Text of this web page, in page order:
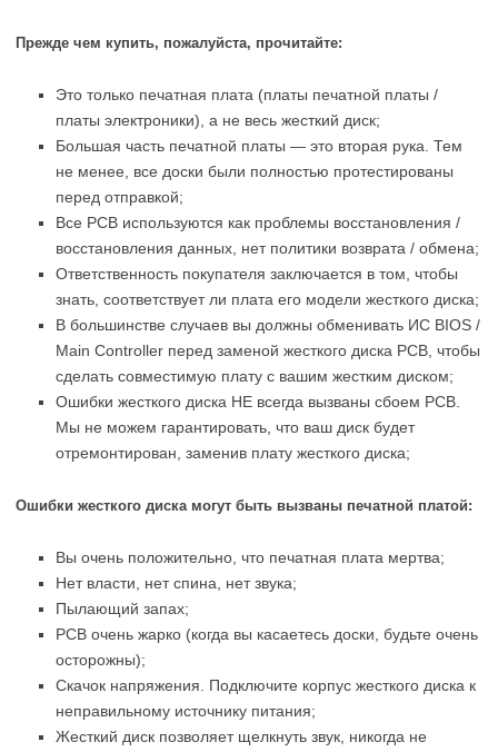
Прежде чем купить, пожалуйста, прочитайте:
Это только печатная плата (платы печатной платы /
платы электроники), а не весь жесткий диск;
Большая часть печатной платы — это вторая рука. Тем
не менее, все доски были полностью протестированы
перед отправкой;
Все PCB используются как проблемы восстановления /
восстановления данных, нет политики возврата / обмена;
Ответственность покупателя заключается в том, чтобы
знать, соответствует ли плата его модели жесткого диска;
В большинстве случаев вы должны обменивать ИС BIOS /
Main Controller перед заменой жесткого диска PCB, чтобы
сделать совместимую плату с вашим жестким диском;
Ошибки жесткого диска НЕ всегда вызваны сбоем PCB.
Мы не можем гарантировать, что ваш диск будет
отремонтирован, заменив плату жесткого диска;
Ошибки жесткого диска могут быть вызваны печатной платой:
Вы очень положительно, что печатная плата мертва;
Нет власти, нет спина, нет звука;
Пылающий запах;
PCB очень жарко (когда вы касаетесь доски, будьте очень
осторожны);
Скачок напряжения. Подключите корпус жесткого диска к
неправильному источнику питания;
Жесткий диск позволяет щелкнуть звук, никогда не